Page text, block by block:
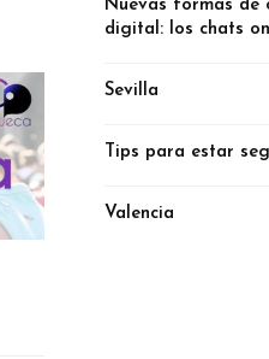
Nuevas formas de
digital: los chats
Sevilla
Tips para estar
Valencia